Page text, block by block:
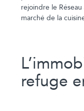
rejoindre le
marché de la
refuge